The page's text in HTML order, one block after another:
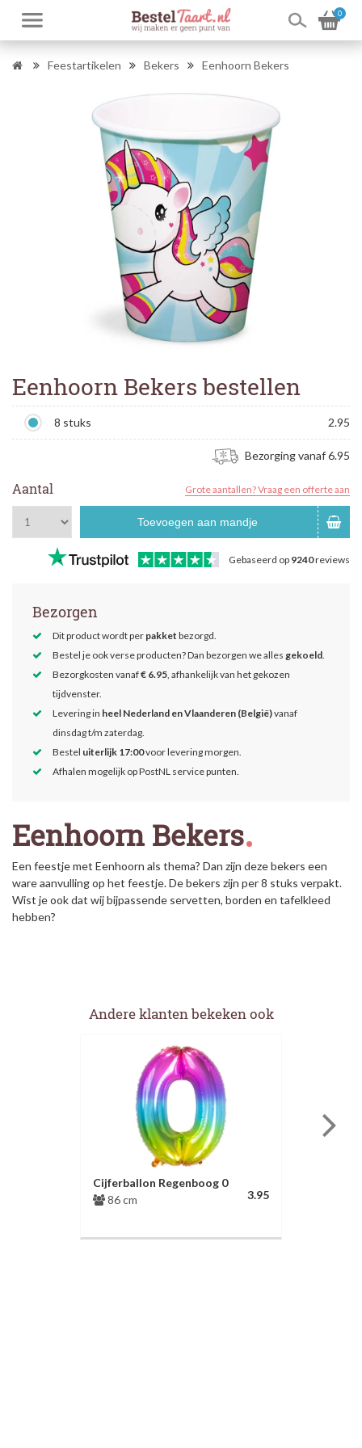
0
Feestartikelen Bekers Eenhoorn Bekers
Eenhoorn Bekers bestellen
8 stuks 2.95
Bezorging vanaf 6.95
Aantal Grote aantallen? Vraag een offerte aan
Toevoegen aan mandje
Gebaseerd op 9240reviews
Bezorgen
Dit product wordt per pakket bezorgd.
Bestel je ook verse producten? Dan bezorgen we alles gekoeld.
Bezorgkosten vanaf€ 6.95, afhankelijk van het gekozen
tijdvenster.
Levering in heel Nederland en Vlaanderen (België)vanaf
dinsdag t/m zaterdag.
Bestel uiterlijk 17:00voor levering morgen.
Afhalen mogelijk op PostNL service punten.
Eenhoorn Bekers
Een feestje met Eenhoorn als thema? Dan zijn deze bekers een
ware aanvulling op het feestje. De bekers zijn per 8 stuks verpakt.
Wist je ook dat wij bijpassende servetten, borden en tafelkleed
hebben?
Andere klanten bekeken ook
Cijferballon Regenboog 0
86 cm
3.95